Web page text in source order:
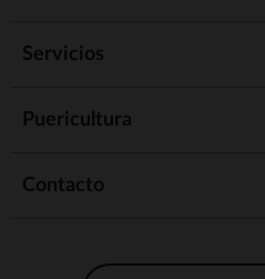
Servicios
Puericultura
Contacto